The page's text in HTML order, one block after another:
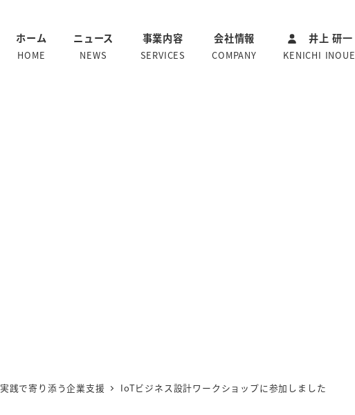
ホーム
HOME
ニュース
NEWS
事業内容
SERVICES
会社情報
COMPANY
井上 研一
KENICHI INOUE
実践で寄り添う企業支援 IoTビジネス設計ワークショップに参加しました